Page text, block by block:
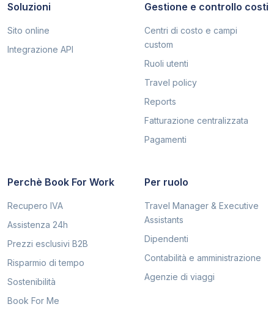
Soluzioni
Sito online
Integrazione API
Gestione e controllo costi
Centri di costo e campi
custom
Ruoli utenti
Travel policy
Reports
Fatturazione centralizzata
Pagamenti
Perchè Book For Work
Recupero IVA
Assistenza 24h
Prezzi esclusivi B2B
Risparmio di tempo
Sostenibilità
Book For Me
Per ruolo
Travel Manager & Executive
Assistants
Dipendenti
Contabilità e amministrazione
Agenzie di viaggi